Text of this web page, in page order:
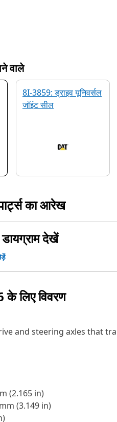
वाले
8I-3859: ड्राइव यूनिवर्सल
जॉइंट सील
का आरेख
डायग्राम देखें
के लिए विवरण
and steering axles that
(2.165 in)
(3.149 in)